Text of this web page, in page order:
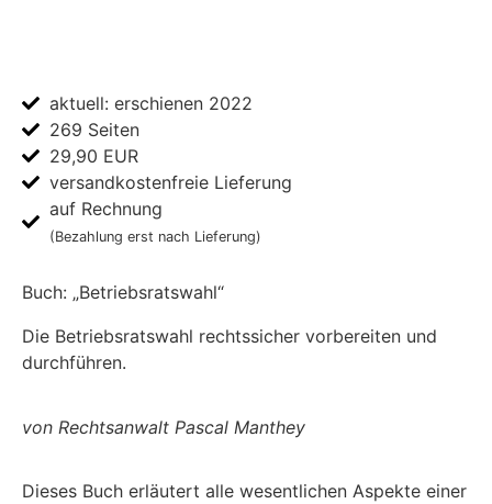
aktuell: erschienen 2022
269 Seiten
29,90 EUR
versandkostenfreie Lieferung
auf Rechnung
(Bezahlung erst nach Lieferung)
Buch: „Betriebsratswahl“
Die Betriebsratswahl rechtssicher vorbereiten und
durchführen.
von Rechtsanwalt Pascal Manthey
Dieses Buch erläutert alle wesentlichen Aspekte einer